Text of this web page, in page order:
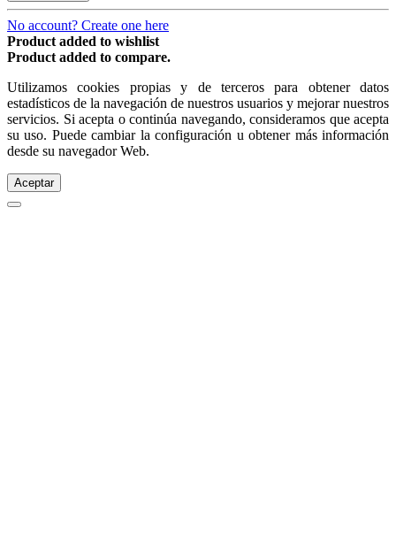
No account? Create one here
Product added to wishlist
Product added to compare.
Utilizamos cookies propias y de terceros para obtener datos
estadísticos de la navegación de nuestros usuarios y mejorar nuestros
servicios. Si acepta o continúa navegando, consideramos que acepta
su uso. Puede cambiar la configuración u obtener más información
desde su navegador Web.
Aceptar